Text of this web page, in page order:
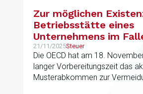
Zur möglichen
Betriebsstätte eines
Unternehmens im
Dienstleistungen, die
einem Arbeitnehmer
einem anderen Staat
seinem Wohnsitzstaat
21/11/2025Steuer
Die OECD hat am 18.
langer Vorbereitungszeit das
Musterabkommen zur